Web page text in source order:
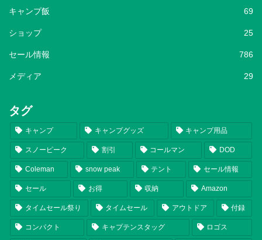
キャンプ飯 69
ショップ 25
セール情報 786
メディア 29
タグ
キャンプ キャンプグッズ キャンプ用品
スノーピーク 割引 コールマン DOD
Coleman snow peak テント セール情報
セール お得 収納 Amazon
タイムセール祭り タイムセール アウトドア 付録
コンパクト キャプテンスタッグ ロゴス